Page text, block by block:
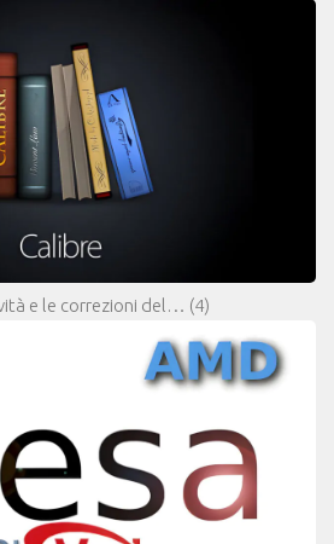
e le correzioni del… (4)